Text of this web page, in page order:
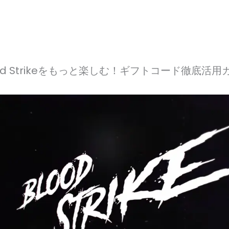
Strikeをもっと楽しむ！ギフトコード徹底活用